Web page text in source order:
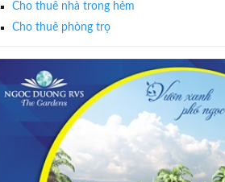
Cho thuê nhà trong hẻm
Cho thuê phòng trọ